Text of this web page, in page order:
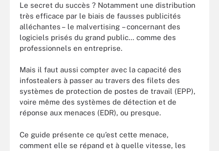
Le secret du succès ? Notamment une distribution
très efficace par le biais de fausses publicités
alléchantes – le malvertising – concernant des
logiciels prisés du grand public… comme des
professionnels en entreprise.
Mais il faut aussi compter avec la capacité des
infostealers à passer au travers des filets des
systèmes de protection de postes de travail (EPP),
voire même des systèmes de détection et de
réponse aux menaces (EDR), ou presque.
Ce guide présente ce qu’est cette menace,
comment elle se répand et à quelle vitesse, les